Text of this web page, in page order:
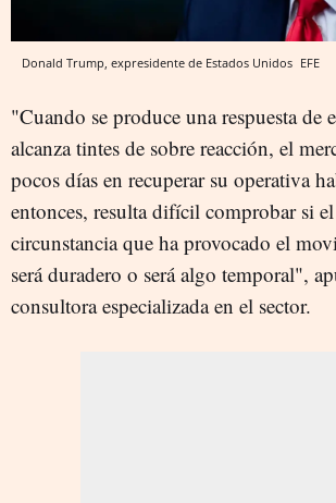
Donald Trump, expresidente de Estados Unidos EFE
"Cuando se produce una respuesta de
alcanza tintes de sobre reacción, el
pocos días en recuperar su operativa
entonces, resulta difícil comprobar si
circunstancia que ha provocado el
será duradero o será algo temporal",
consultora especializada en el sector.